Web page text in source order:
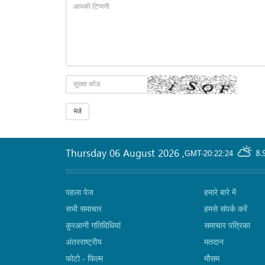
GMT-20:22:24
Thursday 06 August 2026 ,
पहला पेज
सभी समाचार
कुरआनी गतिविधियां
अंतरराष्ट्रीय
फोटो - फिल्म
हमारे बारे में
हमसे संपर्क करें
समाचार पत्रिका
मतदान
मौसम